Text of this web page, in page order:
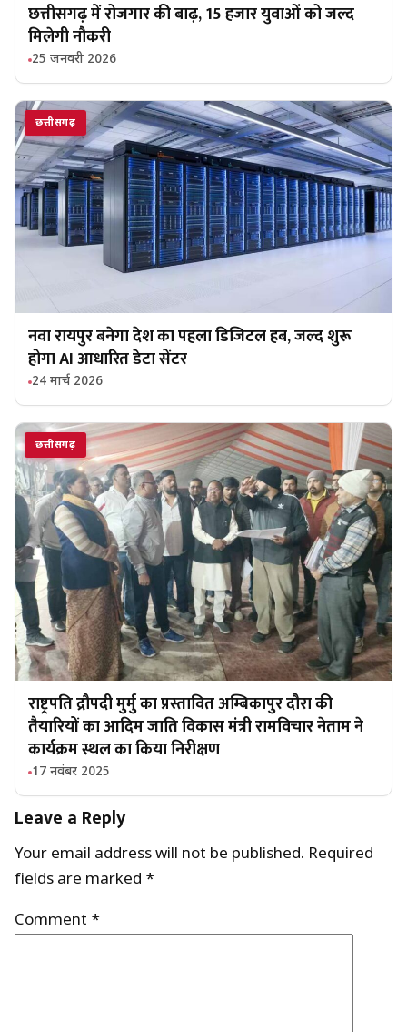
छत्तीसगढ़ में रोजगार की बाढ़, 15 हजार युवाओं को जल्द
मिलेगी नौकरी
25 जनवरी 2026
छत्तीसगढ़
नवा रायपुर बनेगा देश का पहला डिजिटल हब, जल्द शुरू
होगा AI आधारित डेटा सेंटर
24 मार्च 2026
छत्तीसगढ़
राष्ट्रपति द्रौपदी मुर्मु का प्रस्तावित अम्बिकापुर दौरा की
तैयारियों का आदिम जाति विकास मंत्री रामविचार नेताम ने
कार्यक्रम स्थल का किया निरीक्षण
17 नवंबर 2025
Leave a Reply
Your email address will not be published. Required
fields are marked *
Comment *